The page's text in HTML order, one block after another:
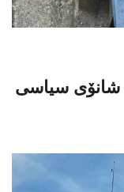
شانۆی سیاسی